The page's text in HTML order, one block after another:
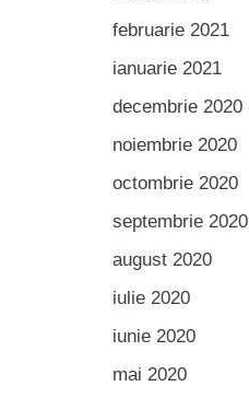
februarie 2021
ianuarie 2021
decembrie 2020
noiembrie 2020
octombrie 2020
septembrie 2020
august 2020
iulie 2020
iunie 2020
mai 2020